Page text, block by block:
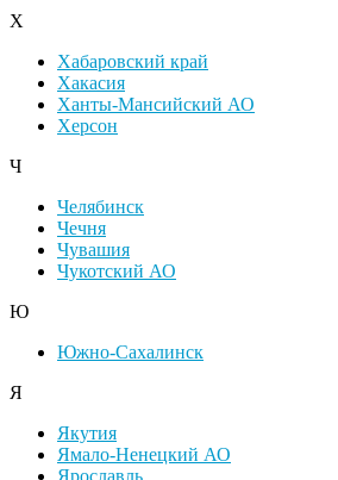
Х
Хабаровский край
Хакасия
Ханты-Мансийский АО
Херсон
Ч
Челябинск
Чечня
Чувашия
Чукотский АО
Ю
Южно-Сахалинск
Я
Якутия
Ямало-Ненецкий АО